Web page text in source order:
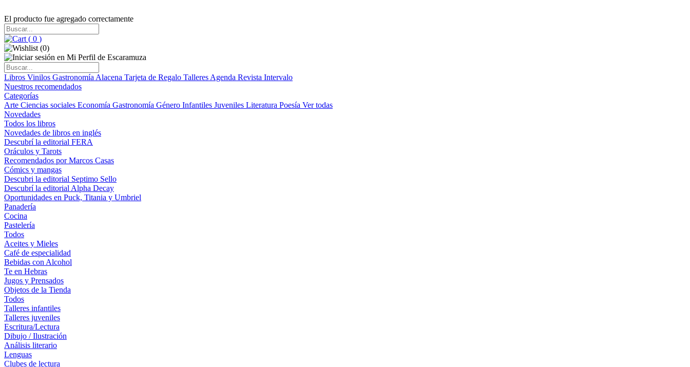
El producto fue agregado correctamente
( 0 )
(0)
Libros Vinilos Gastronomía Alacena Tarjeta de Regalo Talleres Agenda Revista Intervalo
Nuestros recomendados
Categorías
Arte Ciencias sociales Economía Gastronomía Género Infantiles Juveniles Literatura Poesía Ver todas
Novedades
Todos los libros
Novedades de libros en inglés
Descubrí la editorial FERA
Oráculos y Tarots
Recomendados por Marcos Casas
Cómics y mangas
Descubri la editorial Septimo Sello
Descubrí la editorial Alpha Decay
Oportunidades en Puck, Titania y Umbriel
Panadería
Cocina
Pastelería
Todos
Aceites y Mieles
Café de especialidad
Bebidas con Alcohol
Te en Hebras
Jugos y Prensados
Objetos de la Tienda
Todos
Talleres infantiles
Talleres juveniles
Escritura/Lectura
Dibujo / Ilustración
Análisis literario
Lenguas
Clubes de lectura